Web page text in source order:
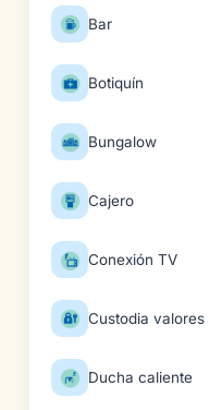
Bar
Botiquín
Bungalow
Cajero
Conexión TV
Custodia valores
Ducha caliente